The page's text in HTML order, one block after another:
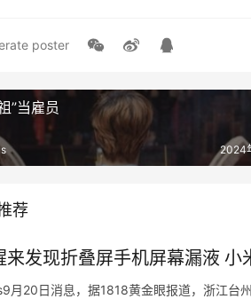
poster
”当雇员
2024
荐
来发现折叠屏手机屏幕漏液 小
月20日消息，据1818黄金眼报道，浙江台